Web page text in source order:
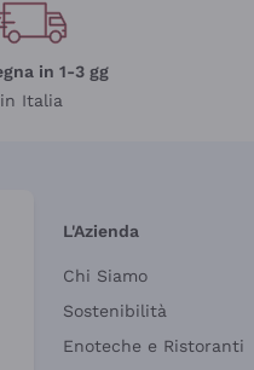
in 1-3 gg
in Italia
L'Azienda
Chi Siamo
Sostenibilità
Enoteche e Ristoranti